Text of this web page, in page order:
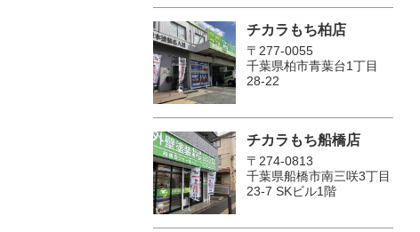
チカラもち柏店
〒277-0055
千葉県柏市青葉台1丁目
28-22
チカラもち船橋店
〒274-0813
千葉県船橋市南三咲3丁目
23-7 SKビル1階